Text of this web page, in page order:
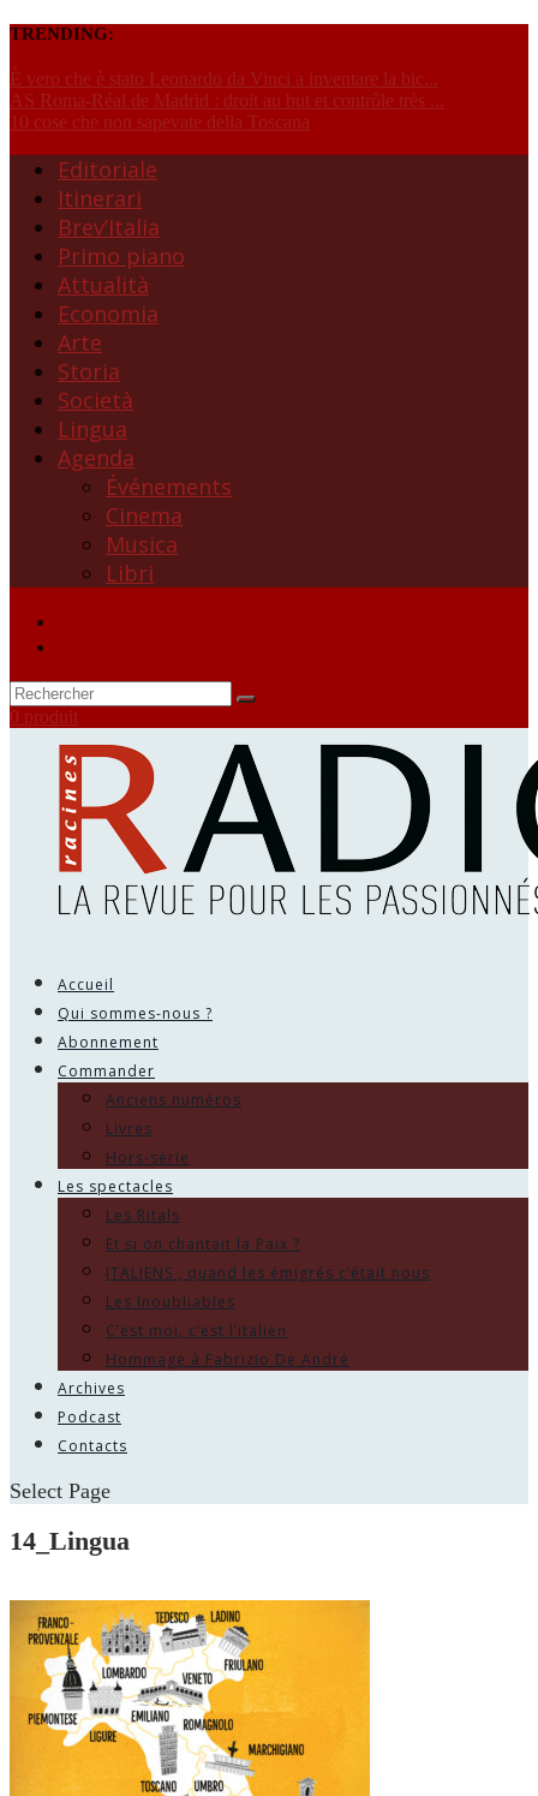
TRENDING:
È vero che è stato Leonardo da Vinci a inventare la bic...
AS Roma-Réal de Madrid : droit au but et contrôle très ...
10 cose che non sapevate della Toscana
Editoriale
Itinerari
Brev’Italia
Primo piano
Attualità
Economia
Arte
Storia
Società
Lingua
Agenda
Événements
Cinema
Musica
Libri
0 produit
Accueil
Qui sommes-nous ?
Abonnement
Commander
Anciens numéros
Livres
Hors-série
Les spectacles
Les Ritals
Et si on chantait la Paix ?
ITALIENS , quand les émigrés c’était nous
Les Inoubliables
C’est moi, c’est l’italien
Hommage à Fabrizio De André
Archives
Podcast
Contacts
Select Page
14_Lingua